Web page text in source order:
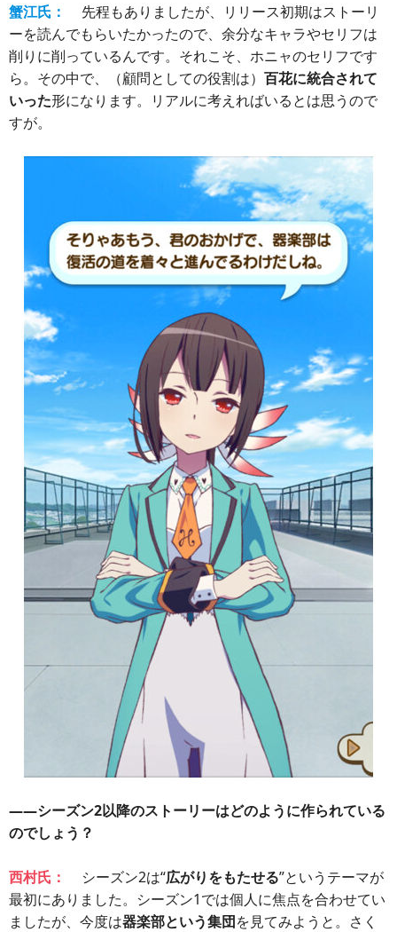
蟹江氏：
先程もありましたが、リリース初期はストーリ
ーを読んでもらいたかったので、余分なキャラやセリフは
削りに削っているんです。それこそ、ホニャのセリフです
ら。その中で、（顧問としての役割は） 百花に統合されて
いった形になります。リアルに考えればいるとは思うので
すが。
――シーズン2以降のストーリーはどのように作られている
のでしょう？
西村氏： シーズン2は“広がりをもたせる”というテーマが
最初にありました。シーズン1では個人に焦点を合わせてい
ましたが、今度は器楽部という集団を見てみようと。さく